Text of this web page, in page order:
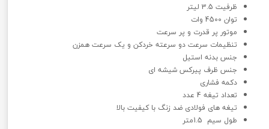
ظرفیت 3.5 لیتر
توان 4500 وات
موتور پر قدرت و پر سرعت
تنظیمات سرعت دو سرعته خردکن و یک سرعت همزن
جنس بدنه استیل
جنس ظرف پیرکس شیشه ای
دکمه فشاری
تعداد تیغه 4 عدد
تیغه های فولادی ضد زنگ با کیفیت بالا
طول سیم 1.5متر